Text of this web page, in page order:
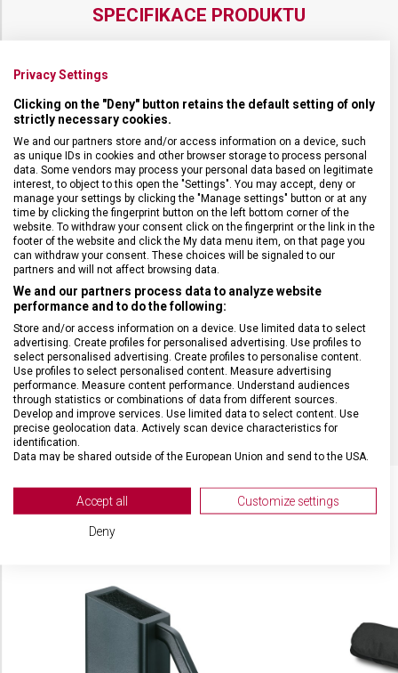
SPECIFIKACE PRODUKTU
DRUH ZBOŽÍ Kuchyňské vybavení
ZÁRUKA 24 měsíců
HMOTNOST 90 g
TYP OSTŘÍ Vlnkované
MATERIÁL RUKOJETI Polyoxymetylen (POM)
DÉLKA ČEPELE 12 cm
BARVA Černá
SOUVISEJÍCÍ PRODUKTY
Privacy Settings
Clicking on the "Deny" button retains the default setting of only
strictly necessary cookies.
We and our partners store and/or access information on a device, such
as unique IDs in cookies and other browser storage to process personal
data. Some vendors may process your personal data based on legitimate
interest, to object to this open the "Settings". You may accept, deny or
manage your settings by clicking the "Manage settings" button or at any
time by clicking the fingerprint button on the left bottom corner of the
website. To withdraw your consent click on the fingerprint or the link in the
footer of the website and click the My data menu item, on that page you
can withdraw your consent. These choices will be signaled to our
partners and will not affect browsing data.
We and our partners process data to analyze website
performance and to do the following:
Store and/or access information on a device. Use limited data to select
advertising. Create profiles for personalised advertising. Use profiles to
select personalised advertising. Create profiles to personalise content.
Use profiles to select personalised content. Measure advertising
performance. Measure content performance. Understand audiences
through statistics or combinations of data from different sources.
Develop and improve services. Use limited data to select content. Use
precise geolocation data. Actively scan device characteristics for
identification.
Data may be shared outside of the European Union and send to the USA.
View Partner List (2 IAB Vendors)
We use your data for the following purposes:
Use limited data to select advertising
Create profiles for personalised advertising
Accept all Customize settings
Deny